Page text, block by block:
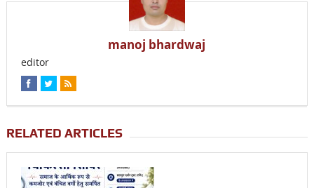
manoj bhardwaj
editor
RELATED ARTICLES